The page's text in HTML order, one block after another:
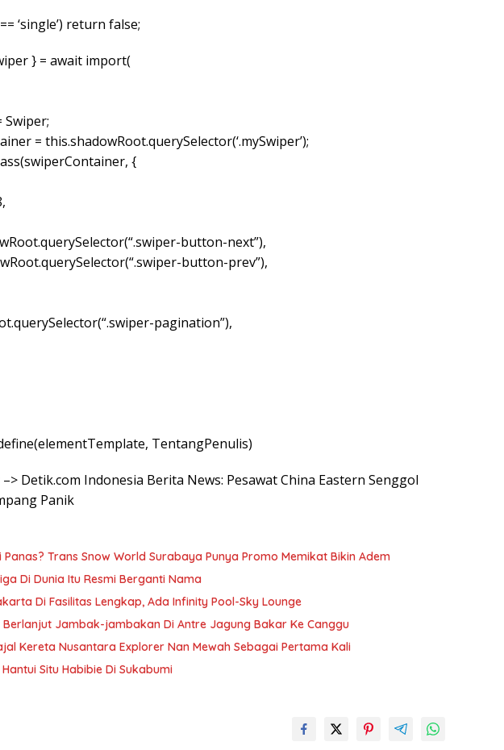
‘single’) return false;
} = await import(
Swiper;
= this.shadowRoot.querySelector(‘.mySwiper’);
{
button-next”),
button-prev”),
pagination”),
TentangPenulis)
Detik.com Indonesia Berita News: Pesawat China Eastern Senggol
Panik
Trans Snow World Surabaya Punya Promo Memikat Bikin Adem
Di Dunia Itu Resmi Berganti Nama
Di Fasilitas Lengkap, Ada Infinity Pool-Sky Lounge
Berlanjut Jambak-jambakan Di Antre Jagung Bakar Ke Canggu
Kereta Nusantara Explorer Nan Mewah Sebagai Pertama Kali
Situ Habibie Di Sukabumi